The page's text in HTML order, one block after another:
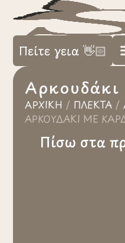
Πείτε γεια 👋🏻
ΑΡΧΙΚΉ / ΠΛΕΚΤΆ /
AΡΚΟΥΔΆΚΙ ΜΕ
Πίσω στα